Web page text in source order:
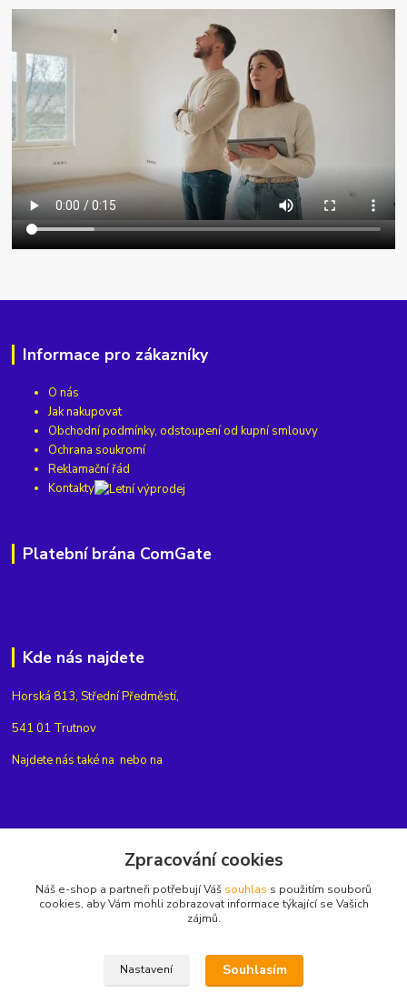
Informace pro zákazníky
O nás
Jak nakupovat
Obchodní podmínky, odstoupení od kupní smlouvy
Ochrana soukromí
Reklamační řád
Kontakty
Platební brána ComGate
Kde nás najdete
Horská 813, Střední Předměstí,
541 01 Trutnov
Najdete nás také na nebo na
+420775654704
Zpracování cookies
Náš e-shop a partneři potřebují Váš souhlas s použitím souborů
cookies, aby Vám mohli zobrazovat informace týkající se Vašich
zájmů.
Nastavení Souhlasím